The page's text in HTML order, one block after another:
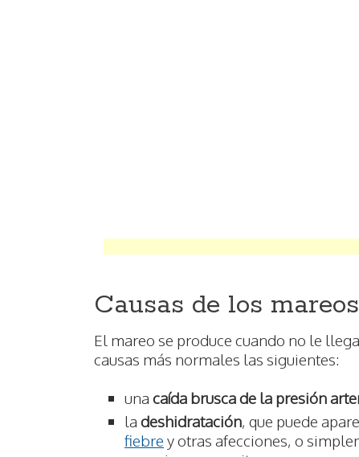
Causas de los mareos
El mareo se produce cuando no le
causas más normales las siguientes:
una caída brusca de la presión
la deshidratación, que puede
fiebre y otras afecciones, o